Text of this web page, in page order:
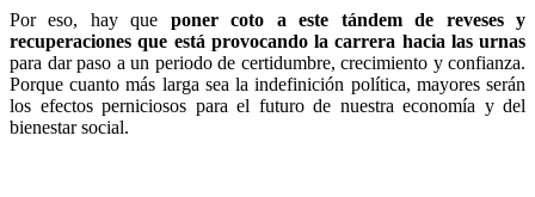
Por eso, hay que poner coto a este tándem de reveses y
recuperaciones que está provocando la carrera hacia las urnas
para dar paso a un periodo de certidumbre, crecimiento y confianza.
Porque cuanto más larga sea la indefinición política, mayores serán
los efectos perniciosos para el futuro de nuestra economía y del
bienestar social.